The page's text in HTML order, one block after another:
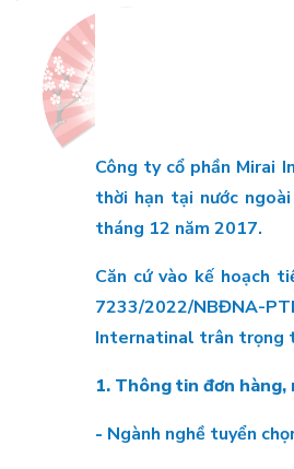
Công ty cổ phần Mirai
thời hạn tại nước
tháng 12 năm 2017.
Căn cứ vào kế hoạch
7233/2022/NBĐNA-
Internatinal trân trọng
1. Thông tin đơn hàng,
- Ngành nghề tuyển